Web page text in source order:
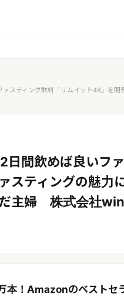
ァスティング飲料「リムイット48」を
日間飲めば良いフ
スティングの魅力
主婦 株式会社
本！Amazonのベストセ